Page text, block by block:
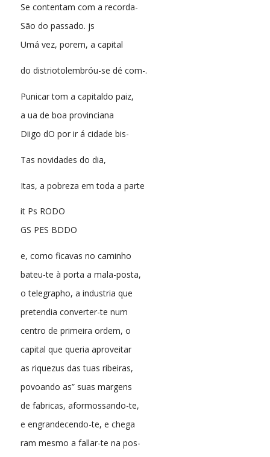
Se contentam com a recorda-
São do passado. js
Umá vez, porem, a capital
do distriotolembróu-se dé com-.
Punicar tom a capitaldo paiz,
a ua de boa provinciana
Diigo dO por ir á cidade bis-
Tas novidades do dia,
Itas, a pobreza em toda a parte
it Ps RODO
GS PES BDDO
e, como ficavas no caminho
bateu-te à porta a mala-posta,
o telegrapho, a industria que
pretendia converter-te num
centro de primeira ordem, o
capital que queria aproveitar
as riquezus das tuas ribeiras,
povoando as” suas margens
de fabricas, aformossando-te,
e engrandecendo-te, e chega
ram mesmo a fallar-te na pos-